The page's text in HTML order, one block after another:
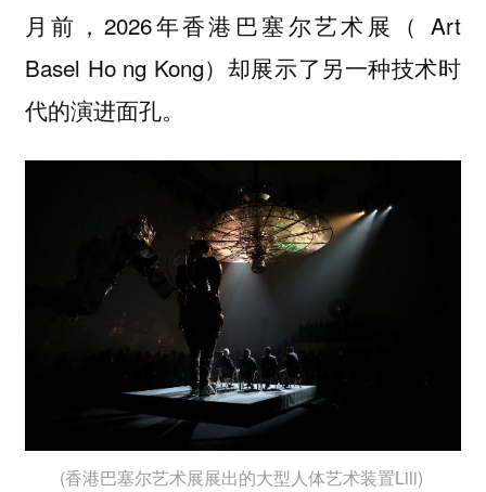
月前，2026年香港巴塞尔艺术展（ Art
Basel Ho ng Kong）却展示了另一种技术时
代的演进面孔。
(香港巴塞尔艺术展展出的大型人体艺术装置Lili)